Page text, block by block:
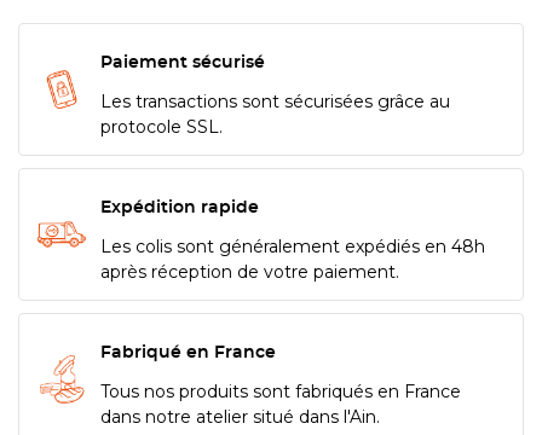
Paiement sécurisé
Les transactions sont sécurisées grâce au
protocole SSL.
Expédition rapide
Les colis sont généralement expédiés en 48h
après réception de votre paiement.
Fabriqué en France
Tous nos produits sont fabriqués en France
dans notre atelier situé dans l'Ain.